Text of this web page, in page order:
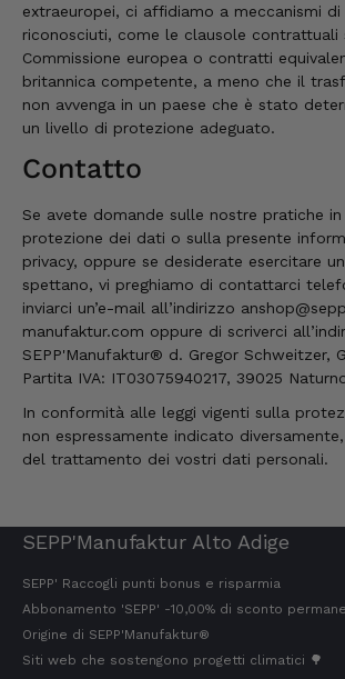
extraeuropei, ci affidiamo a meccanismi
riconosciuti, come le clausole contrattuali
Commissione europea o contratti
britannica competente, a meno che il
non avvenga in un paese che è stato
un livello di protezione adeguato.
Contatto
Se avete domande sulle nostre pratiche
protezione dei dati o sulla presente
privacy, oppure se desiderate esercitare
spettano, vi preghiamo di contattarci
inviarci un’e-mail all’indirizzo
manufaktur.com oppure di scriverci
SEPP'Manufaktur® d. Gregor Schweitzer,
Partita IVA: IT03075940217, 39025
In conformità alle leggi vigenti sulla
non espressamente indicato
del trattamento dei vostri dati personali.
SEPP'Manufaktur Alto Adige
SEPP' Raccogli punti bonus e risparmia
Abbonamento 'SEPP' -10,00% di sconto
Origine di SEPP'Manufaktur®
Siti web che sostengono progetti climatici 🌳